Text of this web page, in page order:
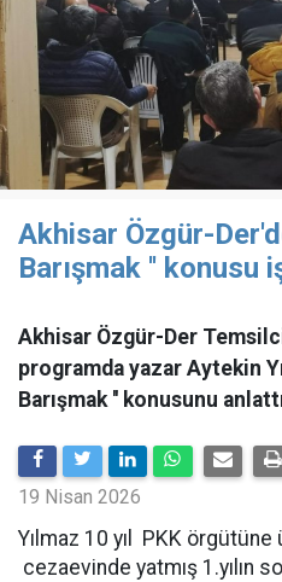
Akhisar Özgür-
Barışmak '' konusu
Akhisar Özgür-Der
programda yazar Aytekin
Barışmak '' konusunu
19 Nisan 2026
Yılmaz 10 yıl PKK
cezaevinde yatmış 1.yılın